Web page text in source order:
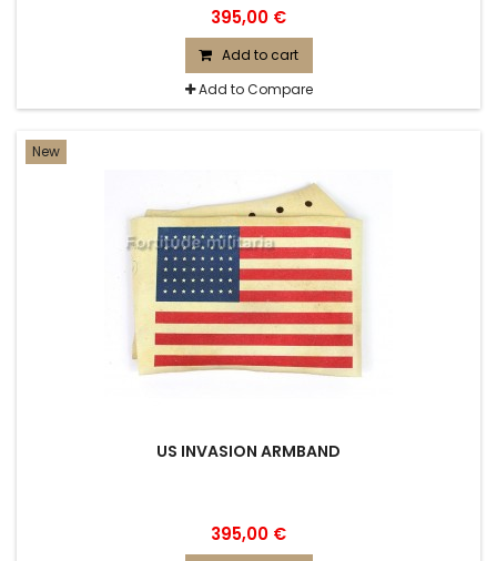
395,00 €
Add to cart
Add to Compare
New
US INVASION ARMBAND
395,00 €